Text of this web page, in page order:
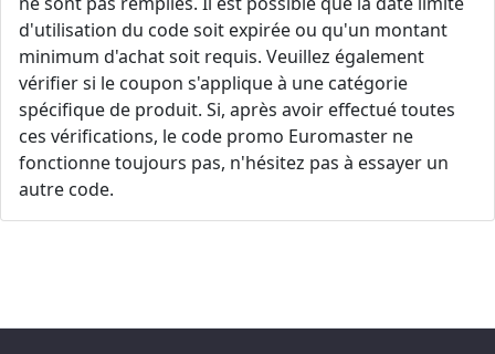
d'utilisation du code soit expirée ou qu'un montant
minimum d'achat soit requis. Veuillez également
vérifier si le coupon s'applique à une catégorie
spécifique de produit. Si, après avoir effectué toutes
ces vérifications, le code promo Euromaster ne
fonctionne toujours pas, n'hésitez pas à essayer un
autre code.